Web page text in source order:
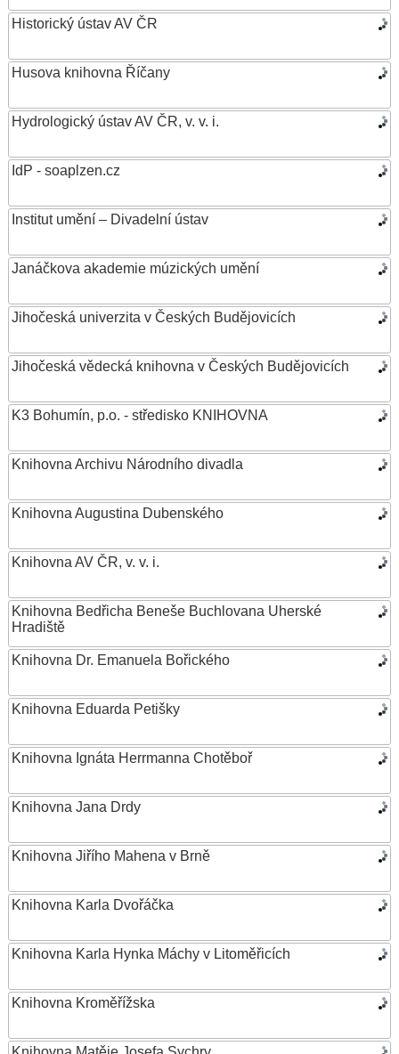
Historický ústav AV ČR
Husova knihovna Říčany
Hydrologický ústav AV ČR, v. v. i.
IdP - soaplzen.cz
Institut umění – Divadelní ústav
Janáčkova akademie múzických umění
Jihočeská univerzita v Českých Budějovicích
Jihočeská vědecká knihovna v Českých Budějovicích
K3 Bohumín, p.o. - středisko KNIHOVNA
Knihovna Archivu Národního divadla
Knihovna Augustina Dubenského
Knihovna AV ČR, v. v. i.
Knihovna Bedřicha Beneše Buchlovana Uherské
Hradiště
Knihovna Dr. Emanuela Bořického
Knihovna Eduarda Petišky
Knihovna Ignáta Herrmanna Chotěboř
Knihovna Jana Drdy
Knihovna Jiřího Mahena v Brně
Knihovna Karla Dvořáčka
Knihovna Karla Hynka Máchy v Litoměřicích
Knihovna Kroměřížska